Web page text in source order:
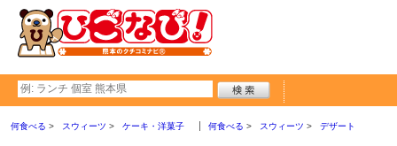
何食べる スウィーツ ケーキ・洋菓子 何食べる スウィーツ デザート